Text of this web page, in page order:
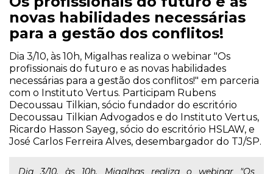
novas habilidades necessárias
para a gestão dos conflitos!
Dia 3/10, às 10h, Migalhas realiza o webinar "Os
profissionais do futuro e as novas habilidades
necessárias para a gestão dos conflitos!" em parceria
com o Instituto Vertus. Participam Rubens
Decoussau Tilkian, sócio fundador do escritório
Decoussau Tilkian Advogados e do Instituto Vertus,
Ricardo Hasson Sayeg, sócio do escritório HSLAW, e
José Carlos Ferreira Alves, desembargador do TJ/SP.
Dia 3/10, às 10h, Migalhas realiza o webinar "Os